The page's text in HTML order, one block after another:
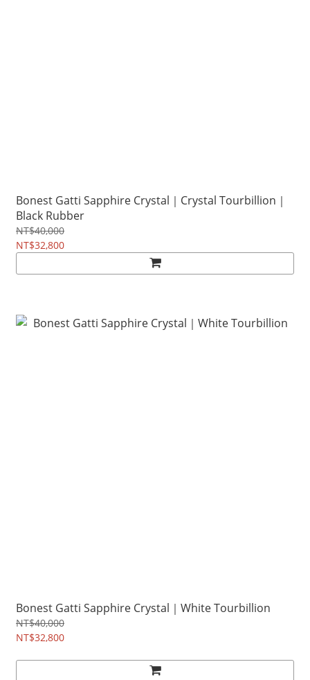
Bonest Gatti Sapphire Crystal｜Crystal Tourbillion｜
Black Rubber
NT$40,000
NT$32,800
Bonest Gatti Sapphire Crystal｜White Tourbillion
NT$40,000
NT$32,800